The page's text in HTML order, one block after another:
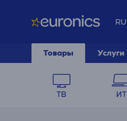
RU
Товары Услуги
ТВ ИТ